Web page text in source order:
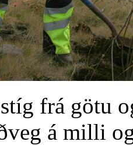
frá götu
á milli